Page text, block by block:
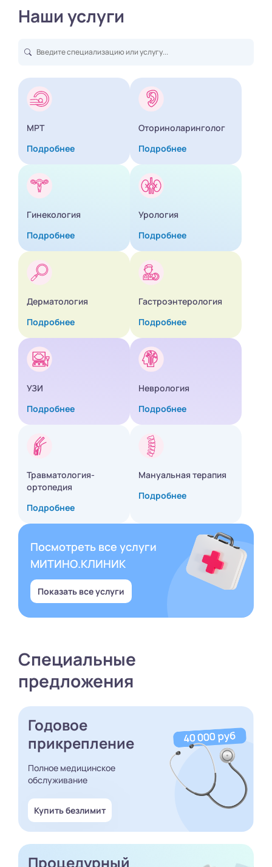
Наши услуги
МРТ
Подробнее
Оториноларинголог
Подробнее
Гинекология
Подробнее
Урология
Подробнее
Дерматология
Подробнее
Гастроэнтерология
Подробнее
УЗИ
Подробнее
Неврология
Подробнее
Травматология-
ортопедия
Подробнее
Мануальная терапия
Подробнее
Посмотреть все услуги
МИТИНО.КЛИНИК
Показать все услуги
Специальные
предложения
Годовое
прикрепление
Полное медицинское
обслуживание
Купить безлимит
Процедурный